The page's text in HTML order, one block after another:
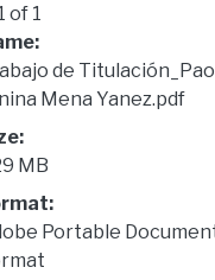
of 1
de
Mena Yanez.pdf
MB
Portable